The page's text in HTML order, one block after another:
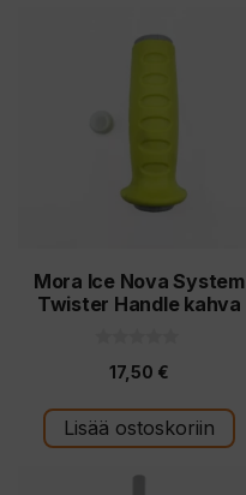
Mora Ice Nova System
Twister Handle kahva
s
t
ä
17,50 €
Lisää ostoskoriin